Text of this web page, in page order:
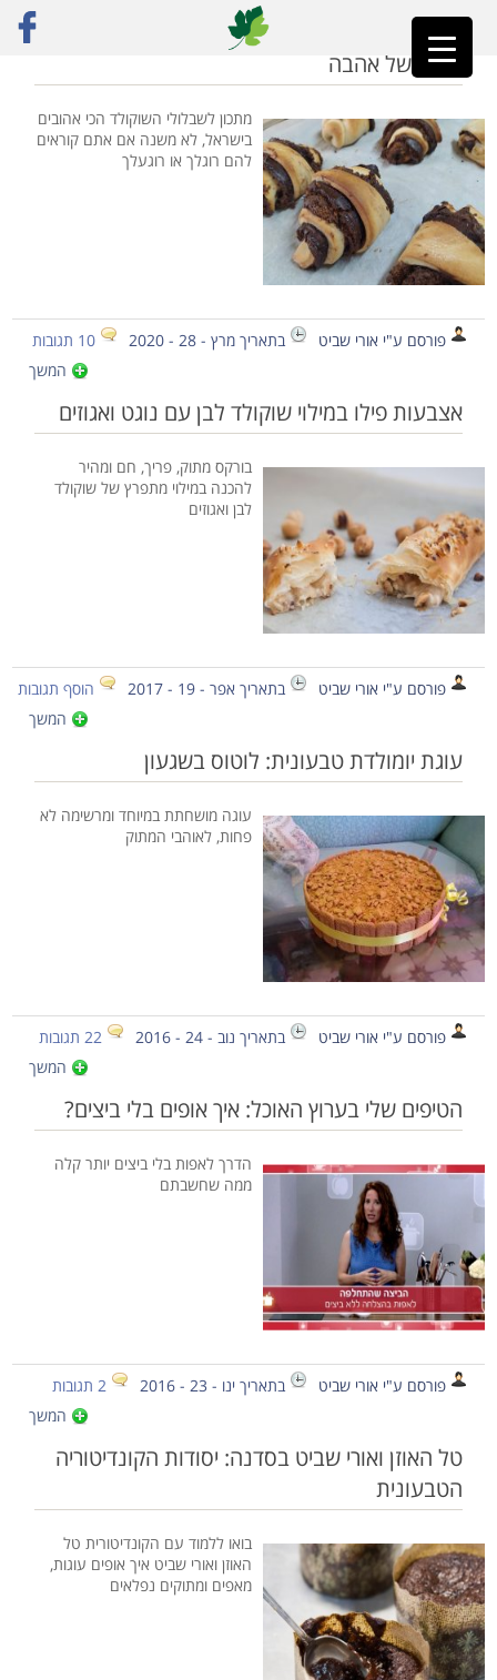
ראשי»אפייה
רוגלך של אהבה
מתכון לשבלולי השוקולד הכי אהובים
בישראל, לא משנה אם אתם קוראים
להם רוגלך או רוגעלך
פורסם ע"י אורי שביט בתאריך מרץ - 28 - 2020
10 תגובות
המשך
אצבעות פילו במילוי שוקולד לבן עם נוגט ואגוזים
בורקס מתוק, פריך, חם ומהיר
להכנה במילוי מתפרץ של שוקולד
לבן ואגוזים
פורסם ע"י אורי שביט בתאריך אפר - 19 - 2017
הוסף תגובות
המשך
עוגת יומולדת טבעונית: לוטוס בשגעון
עוגה מושחתת במיוחד ומרשימה לא
פחות, לאוהבי המתוק
פורסם ע"י אורי שביט בתאריך נוב - 24 - 2016
22 תגובות
המשך
הטיפים שלי בערוץ האוכל: איך אופים בלי ביצים?
הדרך לאפות בלי ביצים יותר קלה
ממה שחשבתם
פורסם ע"י אורי שביט בתאריך ינו - 23 - 2016
2 תגובות
המשך
טל האוזן ואורי שביט בסדנה: יסודות הקונדיטוריה
הטבעונית
בואו ללמוד עם הקונדיטורית טל
האוזן ואורי שביט איך אופים עוגות,
מאפים ומתוקים נפלאים